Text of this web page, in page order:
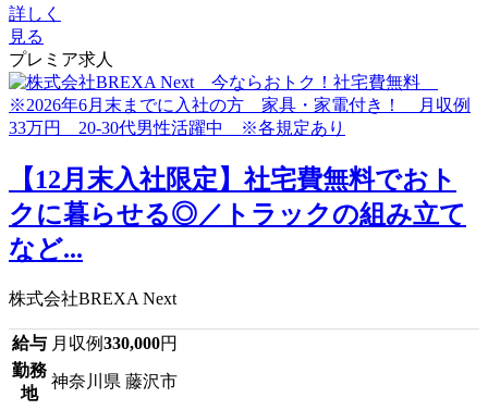
詳しく
見る
プレミア求人
【12月末入社限定】社宅費無料でおト
クに暮らせる◎／トラックの組み立て
など...
株式会社BREXA Next
給与 月収例330,000円
勤務
地
神奈川県 藤沢市